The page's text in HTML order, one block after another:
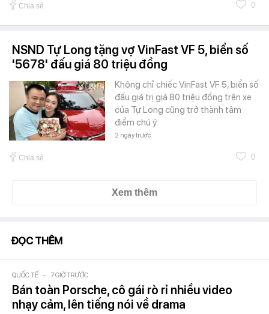
Chia sẻ 0
NSND Tự Long tặng vợ VinFast VF 5, biển số
'5678' đấu giá 80 triệu đồng
Không chỉ chiếc VinFast VF 5, biển số
đấu giá trị giá 80 triệu đồng trên xe
của Tự Long cũng trở thành tâm
điểm chú ý.
2 ngày trước
Chia sẻ 0
Xem thêm
ĐỌC THÊM
QUỐC TẾ - 7 GIỜ TRƯỚC
Bán toàn Porsche, cô gái rò rỉ nhiều video
nhạy cảm, lên tiếng nói về drama